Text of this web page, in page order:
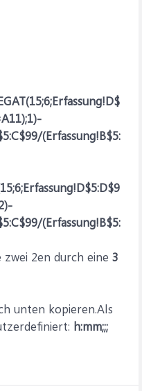
(Erfassung!B$5:
(Erfassung!B$5:
zwei 2en durch eine 3
unten kopieren.Als
h:mm;;;